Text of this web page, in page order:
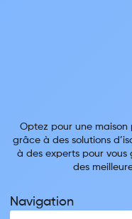
Optez pour une
grâce à des solutions
à des experts pour
des
Navigation